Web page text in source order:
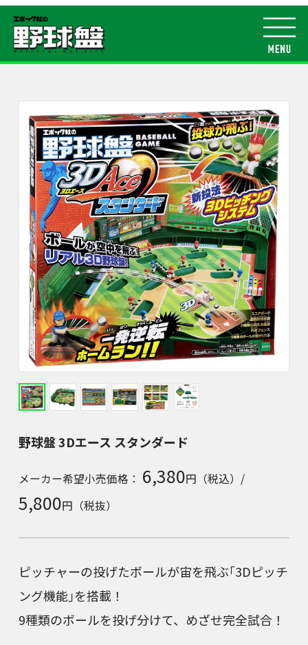
野球盤 3Dエース スタンダード
メーカー希望小売価格： 6,380円（税込）/
5,800円（税抜）
ピッチャーの投げたボールが宙を飛ぶ｢3Dピッチ
ング機能｣を搭載！
9種類のボールを投げ分けて、めざせ完全試合！